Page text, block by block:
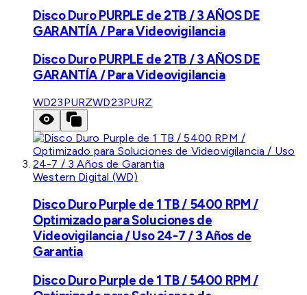
Disco Duro PURPLE de 2TB / 3 AÑOS DE
GARANTÍA / Para Videovigilancia
Disco Duro PURPLE de 2TB / 3 AÑOS DE
GARANTÍA / Para Videovigilancia
WD23PURZWD23PURZ
Western Digital (WD)
Disco Duro Purple de 1 TB / 5400 RPM /
Optimizado para Soluciones de
Videovigilancia / Uso 24-7 / 3 Años de
Garantia
Disco Duro Purple de 1 TB / 5400 RPM /